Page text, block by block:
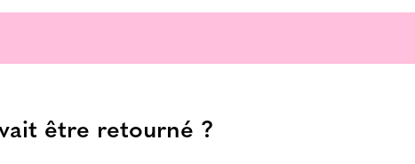
être retourné ?